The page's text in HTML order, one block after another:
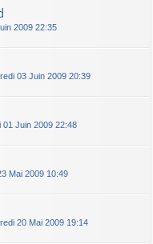
2009 22:35
03 Juin 2009 20:39
01 Juin 2009 22:48
Mai 2009 10:49
20 Mai 2009 19:14